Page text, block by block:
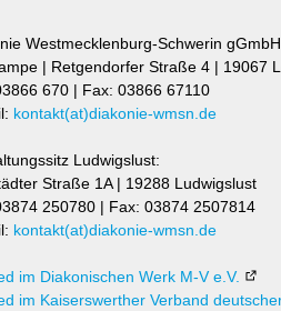
Westmecklenburg-Schwerin gGmbH
| Retgendorfer Straße 4 | 19067
670 | Fax: 03866 67110
kontakt(at)diakonie-wmsn.de
Ludwigslust:
Straße 1A | 19288 Ludwigslust
250780 | Fax: 03874 2507814
kontakt(at)diakonie-wmsn.de
im Diakonischen Werk M-V e.V.
im Kaiserswerther Verband